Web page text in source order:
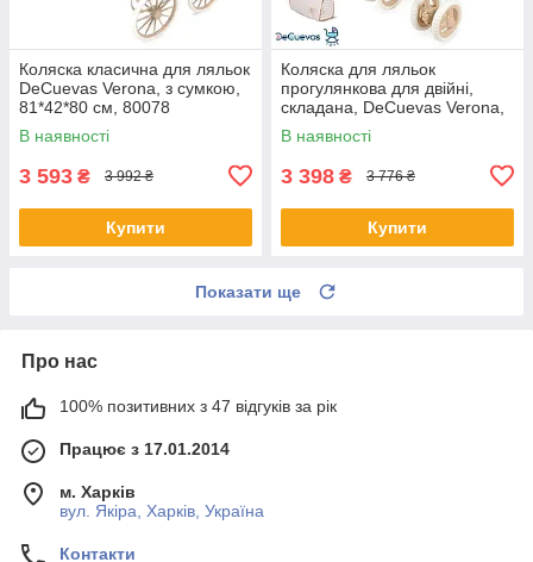
Коляска класична для ляльок
DeCuevas Verona, з сумкою,
81*42*80 см, 80078
В наявності
3 593 ₴ 3 992 ₴
Купити
Коляска для ляльок
прогулянкова для двійні,
складана, DeCuevas Verona,
40*70*72см, 90378
В наявності
3 398 ₴ 3 776 ₴
Купити
Показати ще
Про нас
100% позитивних з 47 відгуків за рік
Працює з 17.01.2014
м. Харків
вул. Якіра, Харків, Україна
Контакти